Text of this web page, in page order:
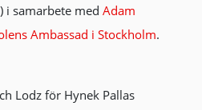
) i samarbete med Adam
Ambassad i Stockholm.
Lodz för Hynek Pallas